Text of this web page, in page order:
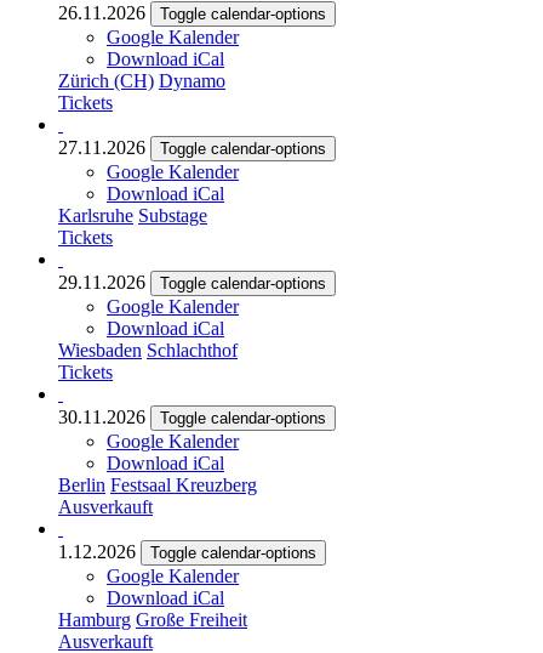
26.11.2026 Toggle calendar-options
Google Kalender
Download iCal
Zürich (CH) Dynamo
Tickets
27.11.2026 Toggle calendar-options
Google Kalender
Download iCal
Karlsruhe Substage
Tickets
29.11.2026 Toggle calendar-options
Google Kalender
Download iCal
Wiesbaden Schlachthof
Tickets
30.11.2026 Toggle calendar-options
Google Kalender
Download iCal
Berlin Festsaal Kreuzberg
Ausverkauft
1.12.2026 Toggle calendar-options
Google Kalender
Download iCal
Hamburg Große Freiheit
Ausverkauft